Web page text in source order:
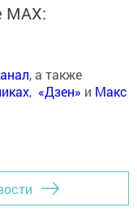
MАХ:
, а также
, «Дзен» и Макс